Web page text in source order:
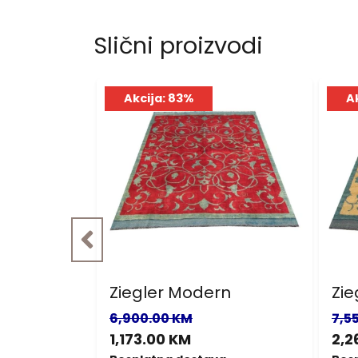
Slični proizvodi
Akcija: 83%
Ziegler Modern
6,900.00 KM
1,173.00 KM